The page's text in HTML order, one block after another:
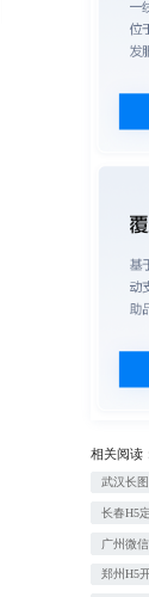
相关阅读
武汉长
长春H5
广州微
郑州H5